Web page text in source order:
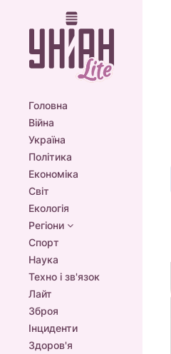
Головна
Війна
Україна
Політика
Економіка
Світ
Екологія
Регіони
Спорт
Наука
Техно і зв'язок
Лайт
Зброя
Інциденти
Здоров'я